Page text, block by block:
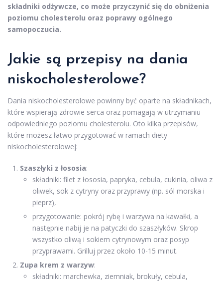
składniki odżywcze, co może przyczynić się do obniżenia
poziomu cholesterolu oraz poprawy ogólnego
samopoczucia.
Jakie są przepisy na dania
niskocholesterolowe?
Dania niskocholesterolowe powinny być oparte na składnikach,
które wspierają zdrowie serca oraz pomagają w utrzymaniu
odpowiedniego poziomu cholesterolu. Oto kilka przepisów,
które możesz łatwo przygotować w ramach diety
niskocholesterolowej:
Szaszłyki z łososia:
składniki: filet z łososia, papryka, cebula, cukinia, oliwa z
oliwek, sok z cytryny oraz przyprawy (np. sól morska i
pieprz),
przygotowanie: pokrój rybę i warzywa na kawałki, a
następnie nabij je na patyczki do szaszłyków. Skrop
wszystko oliwą i sokiem cytrynowym oraz posyp
przyprawami. Grilluj przez około 10-15 minut.
Zupa krem z warzyw:
składniki: marchewka, ziemniak, brokuły, cebula,